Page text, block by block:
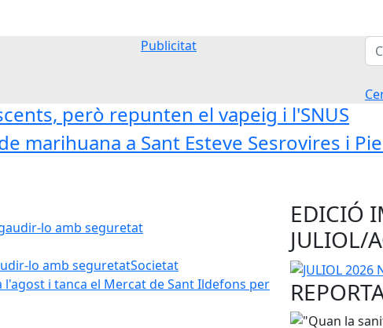
Publicitat
però repunten el vapeig i l'SNUS
marihuana a Sant Esteve Sesrovires i
lo amb seguretatSocietat
EDICIÓ
JULIOL/